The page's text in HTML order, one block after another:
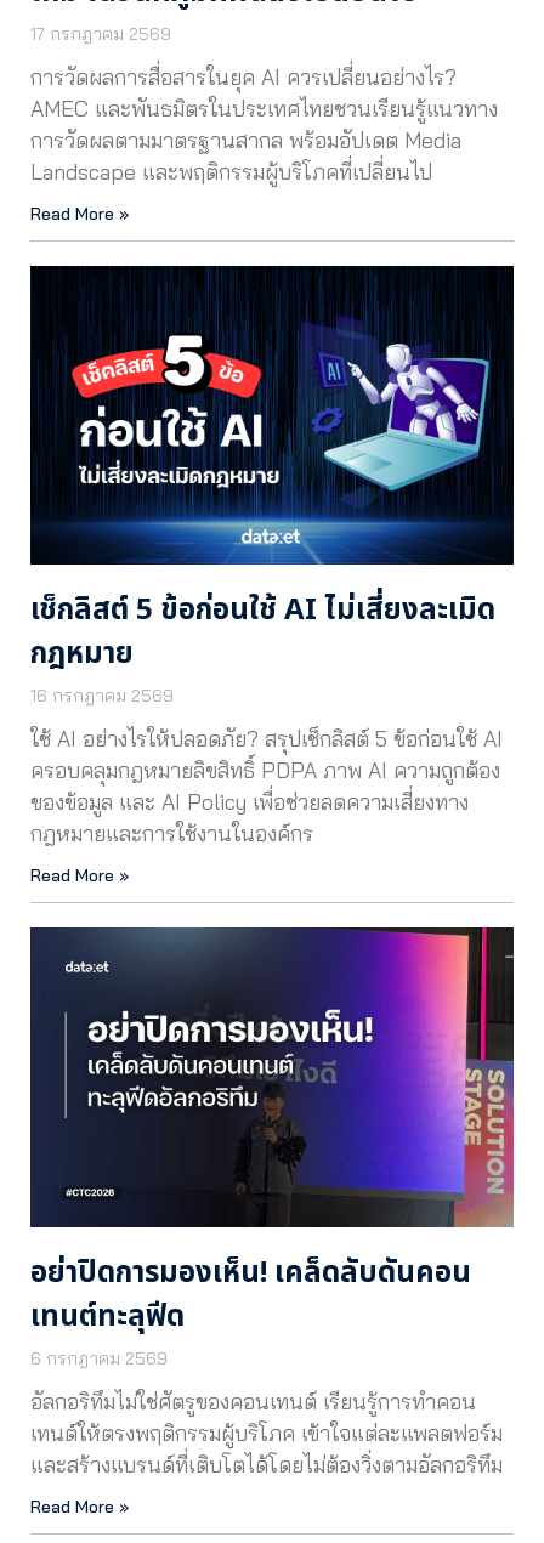
17 กรกฎาคม 2569
การวัดผลการสื่อสารในยุค AI ควรเปลี่ยนอย่างไร?
AMEC และพันธมิตรในประเทศไทยชวนเรียนรู้แนวทาง
การวัดผลตามมาตรฐานสากล พร้อมอัปเดต Media
Landscape และพฤติกรรมผู้บริโภคที่เปลี่ยนไป
Read More »
เช็กลิสต์ 5 ข้อก่อนใช้ AI ไม่เสี่ยงละเมิด
กฎหมาย
16 กรกฎาคม 2569
ใช้ AI อย่างไรให้ปลอดภัย? สรุปเช็กลิสต์ 5 ข้อก่อนใช้ AI
ครอบคลุมกฎหมายลิขสิทธิ์ PDPA ภาพ AI ความถูกต้อง
ของข้อมูล และ AI Policy เพื่อช่วยลดความเสี่ยงทาง
กฎหมายและการใช้งานในองค์กร
Read More »
อย่าปิดการมองเห็น! เคล็ดลับดันคอน
เทนต์ทะลุฟีด
6 กรกฎาคม 2569
อัลกอริทึมไม่ใช่ศัตรูของคอนเทนต์ เรียนรู้การทำคอน
เทนต์ให้ตรงพฤติกรรมผู้บริโภค เข้าใจแต่ละแพลตฟอร์ม
และสร้างแบรนด์ที่เติบโตได้โดยไม่ต้องวิ่งตามอัลกอริทึม
Read More »